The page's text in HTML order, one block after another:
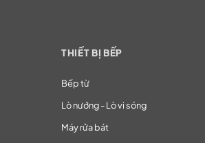
THIẾT BỊ BẾP
Bếp từ
Lò nướng - Lò vi sóng
Máy rửa bát